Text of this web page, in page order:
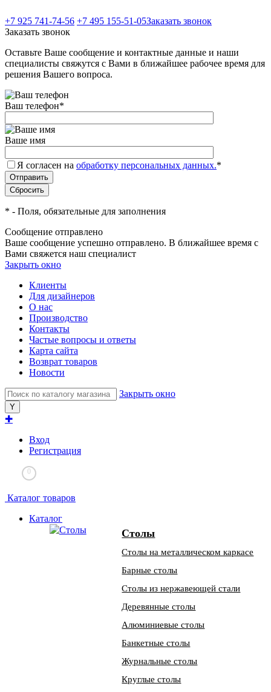
+7 925 741-74-56 +7 495 155-51-05Заказать звонок
Заказать звонок
Оставьте Ваше сообщение и контактные данные и наши
специалисты свяжутся с Вами в ближайшее рабочее время для
решения Вашего вопроса.
Ваш телефон*
Ваше имя
Я согласен на обработку персональных данных.*
* - Поля, обязательные для заполнения
Сообщение отправлено
Ваше сообщение успешно отправлено. В ближайшее время с
Вами свяжется наш специалист
Закрыть окно
Клиенты
Для дизайнеров
О нас
Производство
Контакты
Частые вопросы и ответы
Карта сайта
Возврат товаров
Новости
Закрыть окно
✚
Вход
Регистрация
0
Каталог товаров
Каталог
Столы
Столы на металлическом каркасе
Барные столы
Столы из нержавеющей стали
Деревянные столы
Алюминиевые столы
Банкетные столы
Журнальные столы
Круглые столы